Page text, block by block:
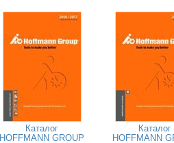
Каталог
HOFFMANN GROUP
Каталог
HOFFMANN